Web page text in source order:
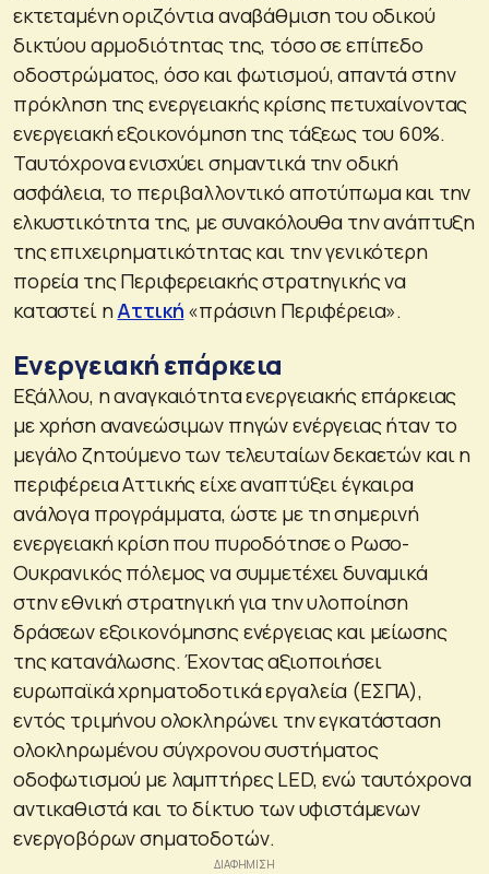
εκτεταμένη οριζόντια αναβάθμιση του οδικού
δικτύου αρμοδιότητας της, τόσο σε επίπεδο
οδοστρώματος, όσο και φωτισμού, απαντά στην
πρόκληση της ενεργειακής κρίσης πετυχαίνοντας
ενεργειακή εξοικονόμηση της τάξεως του 60%.
Ταυτόχρονα ενισχύει σημαντικά την οδική
ασφάλεια, το περιβαλλοντικό αποτύπωμα και την
ελκυστικότητα της, με συνακόλουθα την ανάπτυξη
της επιχειρηματικότητας και την γενικότερη
πορεία της Περιφερειακής στρατηγικής να
καταστεί ηΑττική «πράσινη Περιφέρεια».
Ενεργειακή επάρκεια
Εξάλλου, η αναγκαιότητα ενεργειακής επάρκειας
με χρήση ανανεώσιμων πηγών ενέργειας ήταν το
μεγάλο ζητούμενο των τελευταίων δεκαετών και η
περιφέρεια Αττικής είχε αναπτύξει έγκαιρα
ανάλογα προγράμματα, ώστε με τη σημερινή
ενεργειακή κρίση που πυροδότησε ο Ρωσο-
Ουκρανικός πόλεμος να συμμετέχει δυναμικά
στην εθνική στρατηγική για την υλοποίηση
δράσεων εξοικονόμησης ενέργειας και μείωσης
της κατανάλωσης. Έχοντας αξιοποιήσει
ευρωπαϊκά χρηματοδοτικά εργαλεία (ΕΣΠΑ),
εντός τριμήνου ολοκληρώνει την εγκατάσταση
ολοκληρωμένου σύγχρονου συστήματος
οδοφωτισμού με λαμπτήρες LED, ενώ ταυτόχρονα
αντικαθιστά και το δίκτυο των υφιστάμενων
ενεργοβόρων σηματοδοτών.